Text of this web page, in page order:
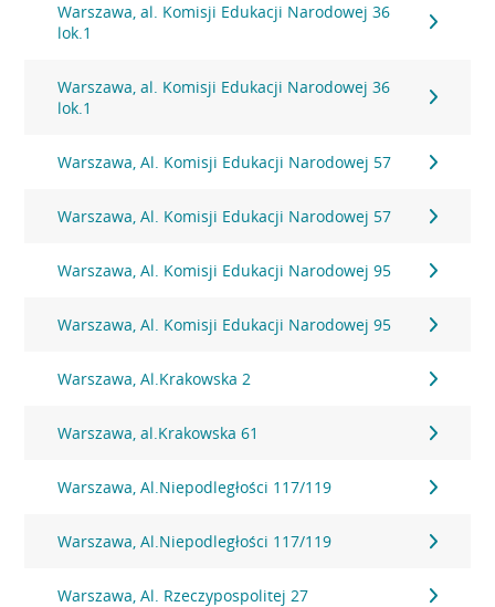
Warszawa, al. Komisji Edukacji Narodowej 36
lok.1
Warszawa, al. Komisji Edukacji Narodowej 36
lok.1
Warszawa, Al. Komisji Edukacji Narodowej 57
Warszawa, Al. Komisji Edukacji Narodowej 57
Warszawa, Al. Komisji Edukacji Narodowej 95
Warszawa, Al. Komisji Edukacji Narodowej 95
Warszawa, Al.Krakowska 2
Warszawa, al.Krakowska 61
Warszawa, Al.Niepodległości 117/119
Warszawa, Al.Niepodległości 117/119
Warszawa, Al. Rzeczypospolitej 27